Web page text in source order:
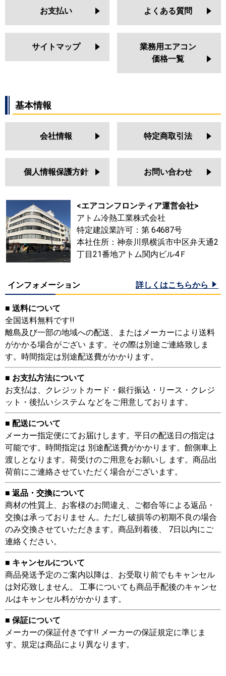
お支払い よくある質問
サイトマップ
業務用エアコン
価格一覧
基本情報
会社情報 特定商取引法
個人情報保護方針 お問い合わせ
<エアコンフロンティア運営会社>
アトム冷熱工業株式会社
特定建設業許可：第 64687号
本社住所：神奈川県横浜市中区弁天通2
丁目21番地アトム関内ビル4Ｆ
インフォメーション 詳しくはこちらから
■ 送料について
全国送料無料です!!
離島及び一部の地域への配送、またはメーカーにより送料
がかかる場合がござい ます。その際は別途ご連絡致しま
す。時間指定は別途配送費がかかります。
■ お支払方法について
お支払は、クレジットカード・銀行振込・リース・クレジ
ット・後払いシステム などをご用意しております。
■ 配送について
メーカー指定便にてお届けします。平日の配送日の指定は
可能です。時間指定は 別途配送費がかかります。館側車上
渡しとなります。荷受けのご用意をお願いし ます。商品出
荷前にご連絡させていただく場合がございます。
■ 返品・交換について
商材の性質上、お客様のお間違え、ご都合等による返品・
交換は承っておりませ ん。ただし破損等の初期不良の場合
のみ交換させていただきます。商品到着後、 7日以内にご
連絡ください。
■ キャンセルについて
商品発送予定のご案内以降は、お受取り前でもキャンセル
は対応致しません。 工事についても商品手配後のキャンセ
ルはキャンセル料がかかります。
■ 保証について
メーカーの保証付きです!! メーカーの保証規定に準じま
す。規定は商品により異なります。